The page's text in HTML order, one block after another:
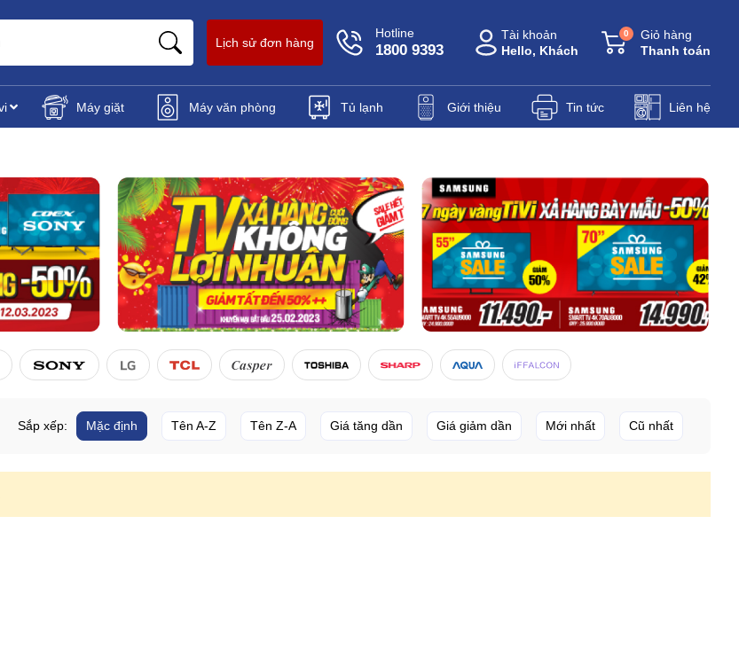
Lịch sử đơn hàng
Hotline
1800 9393
Tài khoản
Hello, Khách
Giỏ hàng
Thanh toán
0
Máy giặt Máy văn phòng Tủ lạnh Giới thiệu Tin tức Liên hệ
Sắp xếp: Mặc định Tên A-Z Tên Z-A Giá tăng dần Giá giảm dần Mới nhất Cũ nhất